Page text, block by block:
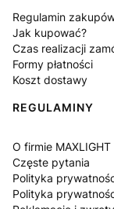
Regulamin
Jak kupować?
Czas realizacji
Formy płatności
Koszt dostawy
REGULAMINY
O firmie MAXLIGHT
Częste pytania
Polityka
Polityka